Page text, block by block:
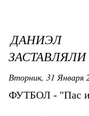
ДАНИЭЛ
Вторник, 31 Января
ФУТБОЛ - "Пас